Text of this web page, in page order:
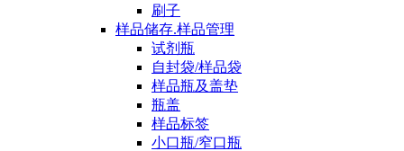
刷子
样品储存.样品管理
试剂瓶
自封袋/样品袋
样品瓶及盖垫
瓶盖
样品标签
小口瓶/窄口瓶